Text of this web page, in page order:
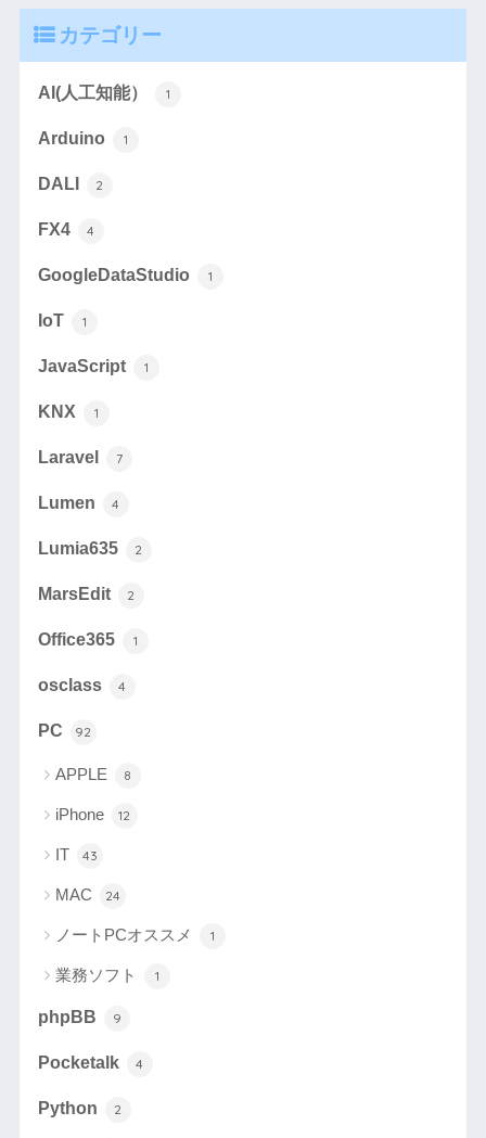
カテゴリー
AI(人工知能） 1
Arduino 1
DALI 2
FX4 4
GoogleDataStudio 1
IoT 1
JavaScript 1
KNX 1
Laravel 7
Lumen 4
Lumia635 2
MarsEdit 2
Office365 1
osclass 4
PC 92
APPLE 8
iPhone 12
IT 43
MAC 24
ノートPCオススメ 1
業務ソフト 1
phpBB 9
Pocketalk 4
Python 2